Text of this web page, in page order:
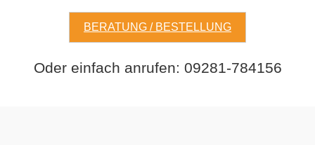
BERATUNG / BESTELLUNG
Oder einfach anrufen: 09281-784156